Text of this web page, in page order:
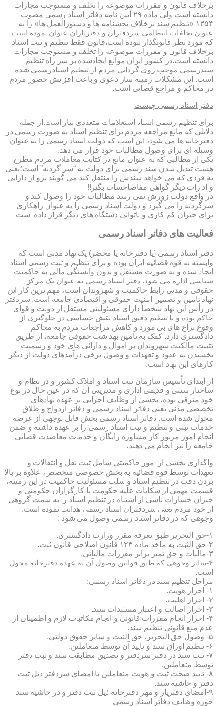
برخلاف قانون و مقررات موضوعه را تخلف و مستوجب مجازات
دانسته است ولی ماده ۲۹ آیین نامه دفاتر اسناد رسمی مصوب
۱۳۵۴ «تنظیم سند برخلاف بخشنامه ها و دستورالعمل ها» را به
عنوان تخلفات انتظامی سردفتران و دفتریاران عنوان نموده است
که مورد نظر قانونگذار نبوده است،قانون فقط تنظیم و ثبت اسناد
برخلاف قانون و مقررات موضوعه را تخلف و مستوجب مجازات
دانسته است.در کشور ایران موانع ایجادشده بر سر راه تنظیم
سندرسمی موجب روی گردانی مردم از تنظیم اسنادرسمی شده
است. این مشکلات زمینه ساز دعوی و باعث افزایش حضور مردم
در محاکم و مراجع قضایی است.
دفتر اسناد رسمی چیست
برای تنظیم رسمی اسناد استعلامات متعددی نیاز است.از جمله
دلایلی که مانع مراجعه مردم برای تنظیم اسناد به صورت رسمی در
دفترخانه ها می شود، این است که دولت اسناد رسمی را به عنوان
وسیله ای برای وصول مطالبات خود قرار می دهد.
یکی از مطالبی که به عنوان مانع در کتابت معاملات مردم مطرح
هست تبدیل شدن سند رسمی برای دولت به “سر گردنه” است؛یعنی
به فردی که می خواهد سندش را منتقل کند می گویند برو از دارایی
و ادارات دیگر گواهی مفاصاحساب بگیر!!
در واقع دولت زورش نمی رسد مطالبات خود را وصول کند و
سرگردنه را می گیرد و دولت اسناد رسمی را به عنوان راهکاری
برای جبران کم کاری و ناتوانی دستگاه های دیگر قرار داده است.
فعالیت های دفاتر اسناد رسمی
دفتر اسناد رسمی (یا دفترخانه یا محضر) یک نهاد مدنی است که
وابسته به قوه قضائیه ایران بوده و برای تنظیم و ثبت رسمی اسناد
ایجاد شده و به صورت مستقل و بدون وابستگی مالی به حاکمیت
سیاسی اداره می شود. دفتر اسناد رسمی به عنوان یک مرکز
حقوقی و مدنی رابط حاکمیت و شهروندان است، مهم ترین کار این
نهاد تامین و تضمین امنیت حقوقی و اقتصادی جامعه است. سردفتر
در رأس این نهاد شخصاً دارای مسئولیتی مستقل از دولت و قوای
حاکم بوده و با تنظیم دقیق اسناد نقش حساسی در جلوگیری از
وقوع نزاع های بی مورد و کاهش مراجعات مردم به محاکم
دادگستری دارد. کمک به تامین بهداشت حقوقی جامعه، از طریق
تثبیت مالکیت شهروندان بر اموال و دارائی های خود و رسمیت
بخشیدن به عقود و تعهدات و وصول برخی درآمدهای دولت از دیگر
کارهای این نهاد است.
از ابتدای تأسیس سازمان ثبت اسناد و املاک کشور و در نظام و
ساختار سنتی و قدیمی اداری و مدیریتی آن که در عین حال در نوع
خود مترقی بوده، بخشی از وظایف اجرایی بر عهده نهادهای
تخصصی مدنی یعنی دفاتر اسناد رسمی و دفاتر ازدواج و طلاق
محول شده است. دفاتر اسناد رسمی بخش قابل توجهی از عرضه
خدمات ثبتی و تنظیم و ثبت اسناد رسمی را بر عهده داشته و ضمن
انجام امور مزبور کار مشاوره رایگان و خدمات معاضدت قضایی
جامعه را نیز انجام می دهند،
واگذاری بخشی از امور حاکمیتی شامل ثبت نقل و انتقالات و
تعهدات توسط قوه قضائیه به بخش خصوصی متخصص، علاوه بر بالا
بردن دقت در تنظیم اسناد و سلب مسئولیت حاکمیت در این زمینه،
قسمت مهمی از شکایات علیه حکومت یا کارگزاران حکومتی و
جبران خسارات ناشی از اشتباه در تنظیم اسناد را به سمت گروهی
از خود مردم یعنی سردفتران اسناد رسمی هدایت نموده است.
وجوهی که در دفاتر اسناد رسمی وصول می شود :
۱-حق التحریر طبق تعرفه مقرر وزارت دادگستری.
۲-حق الثبت به ماخذ ماده ۱۲۳ قانون اصلاحی قانون ثبت.
۳-مالیات و حق تمبر برابر مقررات مالیاتی.
۴-سایر وجوهی که طبق قوانین وصول آن به عهده دفترخانه محول
است.
مراحل تنظیم سند در دفاتر اسناد رسمی:
۱- احراز هویت.
۲- احراز اهلیت.
۳- احراز اصالت و اعتبار مستندات سند.
۴- احراز انجام مقررات قانونی و انجام مکاتبات لازم و اطمینان از
عدم منع قانونی تنظیم سند.
۵- وصول حق التحریر، حق الثبت و سایر حقوق دولتی.
۶- تنظیم اوراق سند و تایید آن توسط متعاملین.
۷- ثبت سند در دفتر سردفتر و تصدیق مطابقت سند و ثبت دفتر
توسط متعاملین.
۸- تایید صحت ثبت و هویت متعاملین با امضای سردفتر ذیل ثبت
دفتر و حاشیه سند.
۹-امضای دفتریار و مهر دفترخانه ذیل ثبت دفتر و در حاشیه سند.
حوزه وظایف دفاتر اسناد رسمی